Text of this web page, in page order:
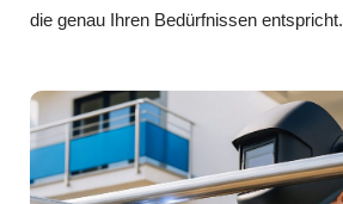
die genau Ihren Bedürfnissen entspricht.